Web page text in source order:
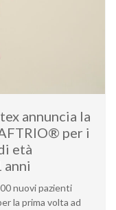
annuncia la
per i
età
anni
nuovi pazienti
la prima volta ad